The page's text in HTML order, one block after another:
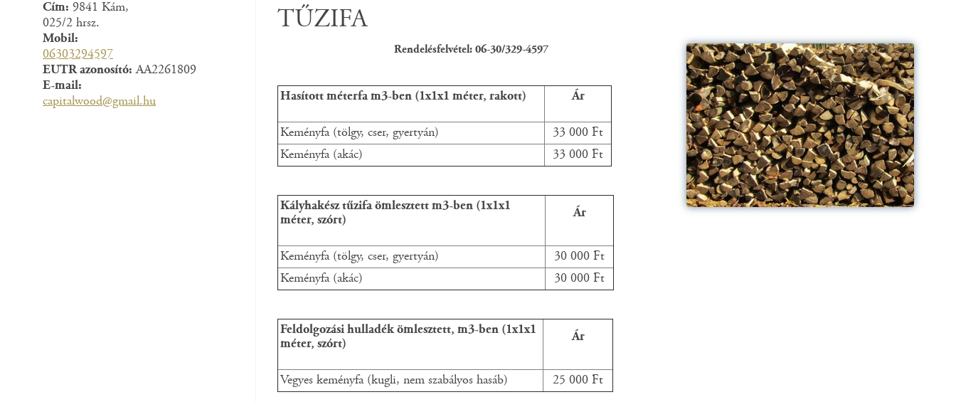
Cím: 9841 Kám,
025/2 hrsz.
Mobil:
06303294597
EUTR azonosító: AA2261809
E-mail:
capitalwood@gmail.hu
TŰZIFA
Rendelésfelvétel: 06-30/329-4597
Hasított méterfa m3-ben (1x1x1 méter, rakott) Ár
Keményfa (tölgy, cser, gyertyán)
33 000 Ft
Keményfa (akác)
33 000 Ft
Kályhakész tűzifa ömlesztett m3-ben (1x1x1
méter, szórt)
Ár
Keményfa (tölgy, cser, gyertyán)
30 000 Ft
Keményfa (akác)
30 000 Ft
Feldolgozási hulladék ömlesztett, m3-ben (1x1x1
méter, szórt)
Ár
Vegyes keményfa (kugli, nem szabályos hasáb) 25 000 Ft